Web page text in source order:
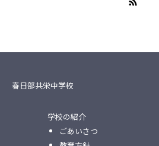
春日部共栄中学校
学校の紹介
ごあいさつ